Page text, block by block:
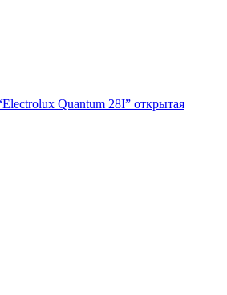
Quantum 28I” открытая